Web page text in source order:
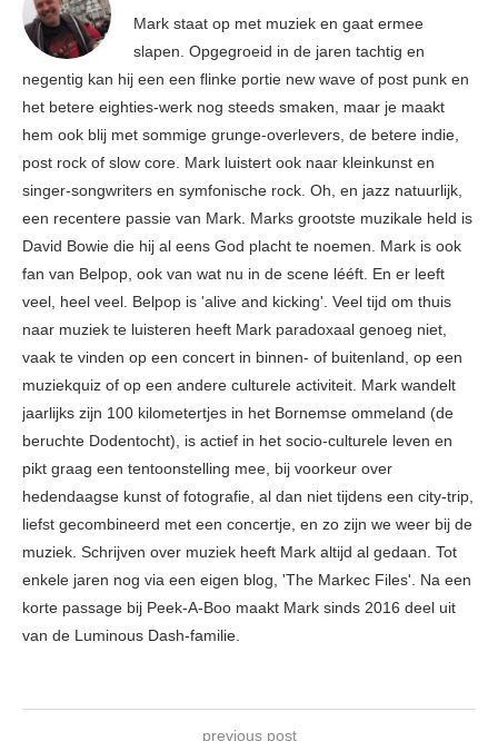
Mark staat op met muziek en gaat ermee
slapen. Opgegroeid in de jaren tachtig en
negentig kan hij een een flinke portie new wave of post punk en
het betere eighties-werk nog steeds smaken, maar je maakt
hem ook blij met sommige grunge-overlevers, de betere indie,
post rock of slow core. Mark luistert ook naar kleinkunst en
singer-songwriters en symfonische rock. Oh, en jazz natuurlijk,
een recentere passie van Mark. Marks grootste muzikale held is
David Bowie die hij al eens God placht te noemen. Mark is ook
fan van Belpop, ook van wat nu in de scene lééft. En er leeft
veel, heel veel. Belpop is 'alive and kicking'. Veel tijd om thuis
naar muziek te luisteren heeft Mark paradoxaal genoeg niet,
vaak te vinden op een concert in binnen- of buitenland, op een
muziekquiz of op een andere culturele activiteit. Mark wandelt
jaarlijks zijn 100 kilometertjes in het Bornemse ommeland (de
beruchte Dodentocht), is actief in het socio-culturele leven en
pikt graag een tentoonstelling mee, bij voorkeur over
hedendaagse kunst of fotografie, al dan niet tijdens een city-trip,
liefst gecombineerd met een concertje, en zo zijn we weer bij de
muziek. Schrijven over muziek heeft Mark altijd al gedaan. Tot
enkele jaren nog via een eigen blog, 'The Markec Files'. Na een
korte passage bij Peek-A-Boo maakt Mark sinds 2016 deel uit
van de Luminous Dash-familie.
previous post